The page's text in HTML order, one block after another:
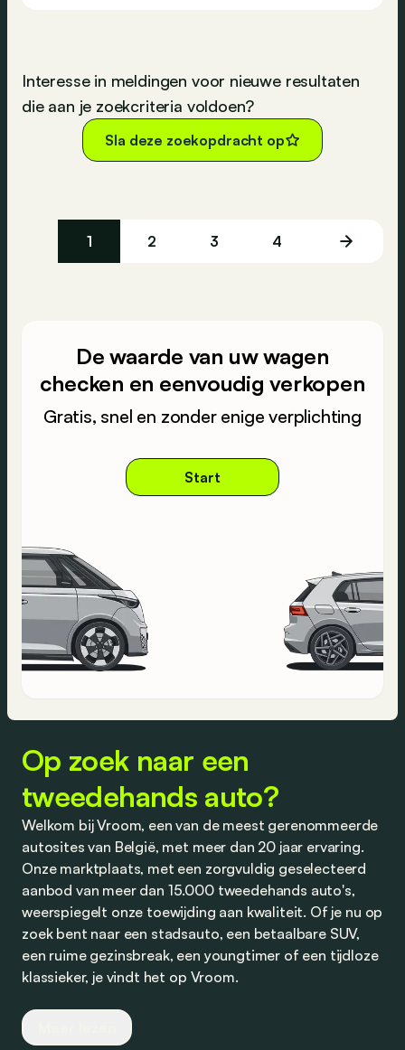
Interesse in meldingen voor nieuwe resultaten
die aan je zoekcriteria voldoen?
Sla deze zoekopdracht op
1 2 3 4
De waarde van uw wagen
checken en eenvoudig verkopen
Gratis, snel en zonder enige verplichting
Start
Op zoek naar een
tweedehands auto?
Welkom bij Vroom, een van de meest gerenommeerde
autosites van België, met meer dan 20 jaar ervaring.
Onze marktplaats, met een zorgvuldig geselecteerd
aanbod van meer dan 15.000 tweedehands auto's,
weerspiegelt onze toewijding aan kwaliteit. Of je nu op
zoek bent naar een stadsauto, een betaalbare SUV,
een ruime gezinsbreak, een youngtimer of een tijdloze
klassieker, je vindt het op Vroom.
Wij werken nauw samen met vertrouwde dealers en
partners om je competitieve aanbiedingen te bieden